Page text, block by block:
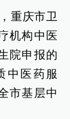
重庆市卫
机构中医
院申报的
中医药服
市基层中